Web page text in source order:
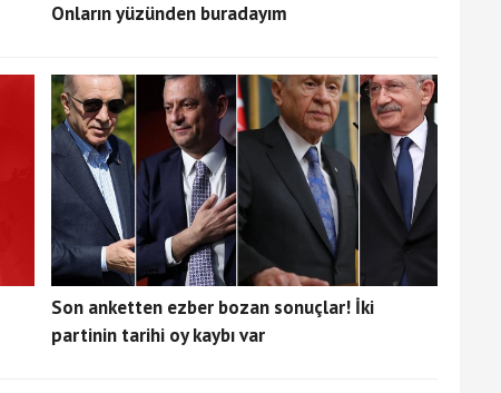
Onların yüzünden buradayım
Son anketten ezber bozan sonuçlar! İki
partinin tarihi oy kaybı var